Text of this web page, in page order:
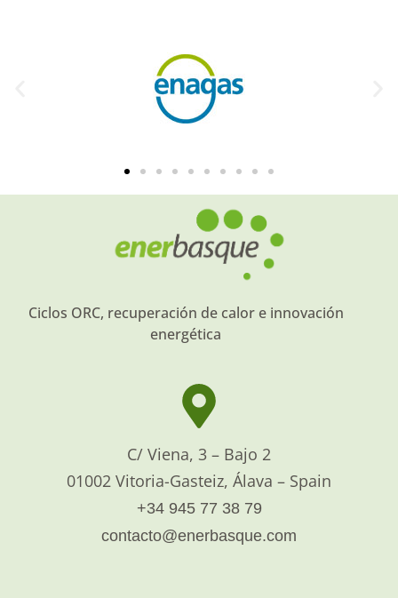
Ciclos ORC, recuperación de calor e innovación
energética
C/ Viena, 3 – Bajo 2
01002 Vitoria-Gasteiz, Álava – Spain
+34 945 77 38 79
contacto@enerbasque.com